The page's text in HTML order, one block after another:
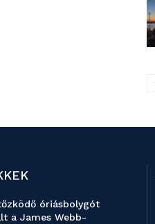
óriásbolygót
a James Webb-